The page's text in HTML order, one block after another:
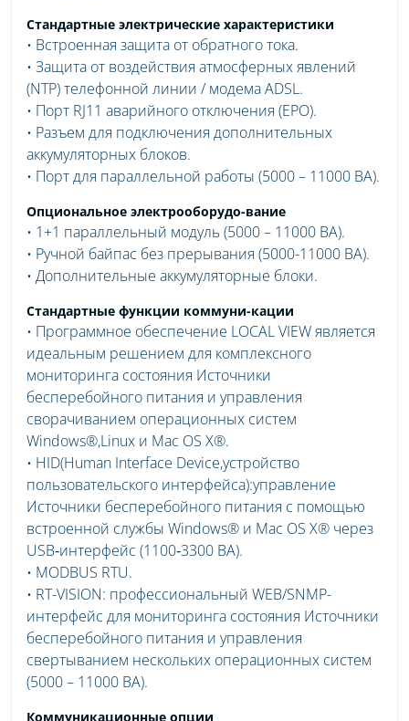
Стандартные электрические характеристики
• Встроенная защита от обратного тока.
• Защита от воздействия атмосферных явлений
(NTP) телефонной линии / модема ADSL.
• Порт RJ11 аварийного отключения (EPO).
• Разъем для подключения дополнительных
аккумуляторных блоков.
• Порт для параллельной работы (5000 – 11000 ВА).
Опциональное электрооборудо-вание
• 1+1 параллельный модуль (5000 – 11000 ВА).
• Ручной байпас без прерывания (5000-11000 ВА).
• Дополнительные аккумуляторные блоки.
Стандартные функции коммуни-кации
• Программное обеспечение LOCAL VIEW является
идеальным решением для комплексного
мониторинга состояния Источники
бесперебойного питания и управления
сворачиванием операционных систем
Windows®,Linux и Mac OS X®.
• HID(Human Interface Device,устройство
пользовательского интерфейса):управление
Источники бесперебойного питания с помощью
встроенной службы Windows® и Mac OS X® через
USB‑интерфейс (1100‑3300 ВА).
• MODBUS RTU.
• RT-VISION: профессиональный WEB/SNMP-
интерфейс для мониторинга состояния Источники
бесперебойного питания и управления
свертыванием нескольких операционных систем
(5000 – 11000 ВА).
Коммуникационные опции